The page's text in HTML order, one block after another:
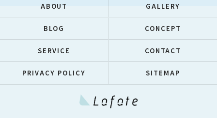
ABOUT GALLERY
BLOG CONCEPT
SERVICE CONTACT
PRIVACY POLICY SITEMAP